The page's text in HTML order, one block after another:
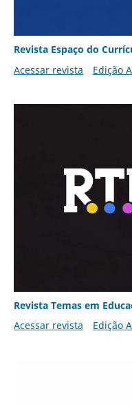
Revista Espaço do
Acessar revista
Edição
Revista Temas em
Acessar revista
Edição